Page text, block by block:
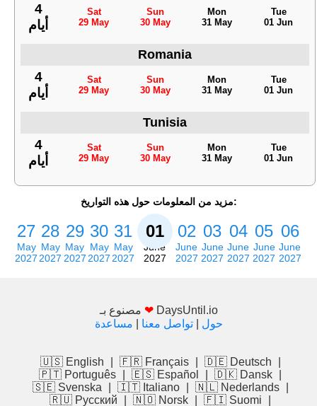
4
أيام
Sat
29 May
Sun
30 May
Mon
31 May
Tue
01 Jun
Romania
4
أيام
Sat
29 May
Sun
30 May
Mon
31 May
Tue
01 Jun
Tunisia
4
أيام
Sat
29 May
Sun
30 May
Mon
31 May
Tue
01 Jun
مزيد من المعلومات حول هذه التواريخ:
27
May
2027
28
May
2027
29
May
2027
30
May
2027
31
May
2027
01
June
2027
02
June
2027
03
June
2027
04
June
2027
05
June
2027
06
June
2027
❤ DaysUntil.io
حول |تواصل معنا مساعدة
🇺🇸 English 🇫🇷 Français 🇩🇪 Deutsch
🇵🇹 Português
🇪🇸 Español 🇩🇰 Dansk
🇸🇪 Svenska
🇮🇹 Italiano 🇳🇱 Nederlands
🇷🇺 Русский
🇳🇴 Norsk 🇫🇮 Suomi